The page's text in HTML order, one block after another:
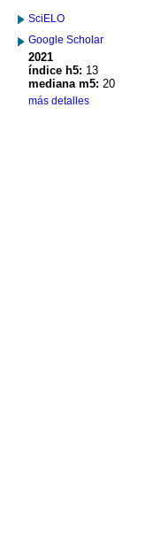
SciELO
Google Scholar
2021
índice h5: 13
mediana m5: 20
más detalles